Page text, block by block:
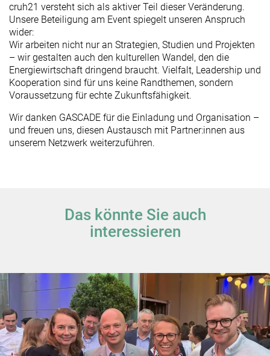
cruh21 versteht sich als aktiver Teil dieser Veränderung.
Unsere Beteiligung am Event spiegelt unseren Anspruch
wider:
Wir arbeiten nicht nur an Strategien, Studien und Projekten
– wir gestalten auch den kulturellen Wandel, den die
Energiewirtschaft dringend braucht. Vielfalt, Leadership und
Kooperation sind für uns keine Randthemen, sondern
Voraussetzung für echte Zukunftsfähigkeit.
Wir danken GASCADE für die Einladung und Organisation –
und freuen uns, diesen Austausch mit Partner:innen aus
unserem Netzwerk weiterzuführen.
Das könnte Sie auch
interessieren